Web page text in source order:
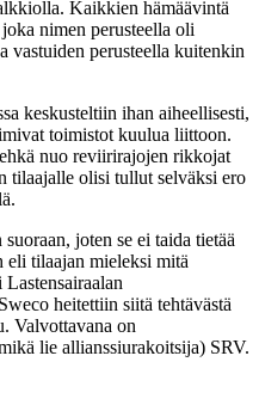
Kaikkien hämäävintä
nimen perusteella oli
vastuiden perusteella kuitenkin
keskusteltiin ihan aiheellisesti,
toimistot kuulua liittoon.
nuo reviirirajojen rikkojat
tilaajalle olisi tullut selväksi ero
joten se ei taida tietää
eli tilaajan mieleksi mitä
heitettiin siitä tehtävästä
Valvottavana on
lie allianssiurakoitsija) SRV.